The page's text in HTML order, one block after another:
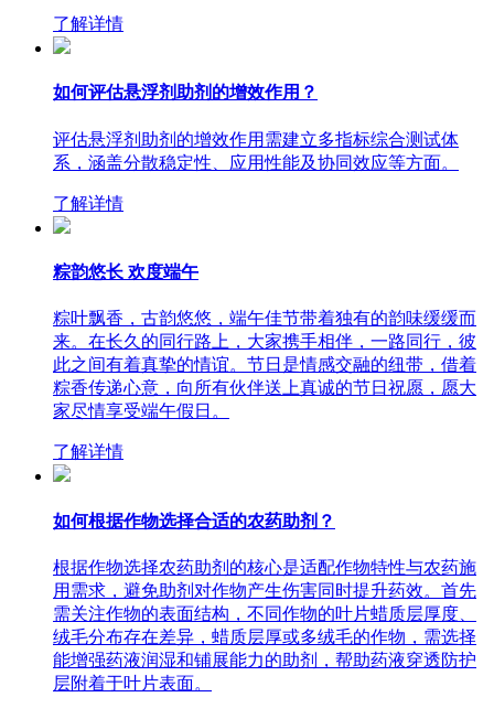
了解详情
如何评估悬浮剂助剂的增效作用？
评估悬浮剂助剂的增效作用需建立多指标综合测试体
系，涵盖分散稳定性、应用性能及协同效应等方面。
了解详情
粽韵悠长 欢度端午
粽叶飘香，古韵悠悠，端午佳节带着独有的韵味缓缓而
来。在长久的同行路上，大家携手相伴，一路同行，彼
此之间有着真挚的情谊。节日是情感交融的纽带，借着
粽香传递心意，向所有伙伴送上真诚的节日祝愿，愿大
家尽情享受端午假日。
了解详情
如何根据作物选择合适的农药助剂？
根据作物选择农药助剂的核心是适配作物特性与农药施
用需求，避免助剂对作物产生伤害同时提升药效。首先
需关注作物的表面结构，不同作物的叶片蜡质层厚度、
绒毛分布存在差异，蜡质层厚或多绒毛的作物，需选择
能增强药液润湿和铺展能力的助剂，帮助药液穿透防护
层附着于叶片表面。